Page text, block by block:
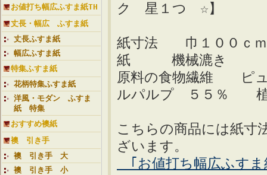
お値打ち幅広ふすま紙TH
丈長・幅広 ふすま紙
丈長ふすま紙
幅広ふすま紙
特集ふすま紙
花柄特集ふすま紙
洋風・モダン ふすま
紙 特集
おすすめ襖紙
襖 引き手
襖 引き手 大
襖 引き手 小
ク 星１つ ☆】
紙寸法 巾１００ｃｍ
紙 機械漉き
原料の食物繊維
ルパルプ ５５％ 植
こちらの商品には紙寸
ざいます。
｢お値打ち幅広ふす